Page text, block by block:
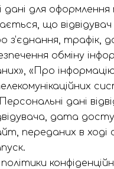
для оформлення
що
трафік,
обміну
«Про
дані
дата
переданих в